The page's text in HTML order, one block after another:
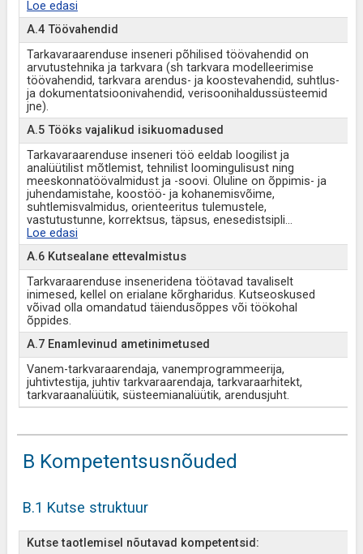
Loe edasi
A.4 Töövahendid
Tarkavaraarenduse inseneri põhilised töövahendid on
arvutustehnika ja tarkvara (sh tarkvara modelleerimise
töövahendid, tarkvara arendus- ja koostevahendid, suhtlus-
ja dokumentatsioonivahendid, verisoonihaldussüsteemid
jne).
A.5 Tööks vajalikud isikuomadused
Tarkavaraarenduse inseneri töö eeldab loogilist ja
analüütilist mõtlemist, tehnilist loomingulisust ning
meeskonnatöövalmidust ja -soovi. Oluline on õppimis- ja
juhendamistahe, koostöö- ja kohanemisvõime,
suhtlemisvalmidus, orienteeritus tulemustele,
vastutustunne, korrektsus, täpsus, enesedistsipli...
Loe edasi
A.6 Kutsealane ettevalmistus
Tarkvaraarenduse inseneridena töötavad tavaliselt
inimesed, kellel on erialane kõrgharidus. Kutseoskused
võivad olla omandatud täiendusõppes või töökohal
õppides.
A.7 Enamlevinud ametinimetused
Vanem-tarkvaraarendaja, vanemprogrammeerija,
juhtivtestija, juhtiv tarkvaraarendaja, tarkvaraarhitekt,
tarkvaraanalüütik, süsteemianalüütik, arendusjuht.
B Kompetentsusnõuded
B.1 Kutse struktuur
Kutse taotlemisel nõutavad kompetentsid: